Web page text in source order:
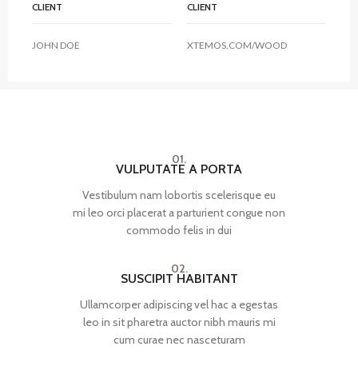
CLIENT CLIENT
JOHN DOE XTEMOS.COM/WOOD
01.
VULPUTATE A PORTA
Vestibulum nam lobortis scelerisque eu
mi leo orci placerat a parturient congue non
commodo felis in dui
02.
SUSCIPIT HABITANT
Ullamcorper adipiscing vel hac a egestas
leo in sit pharetra auctor nibh mauris mi
cum curae nec nasceturam